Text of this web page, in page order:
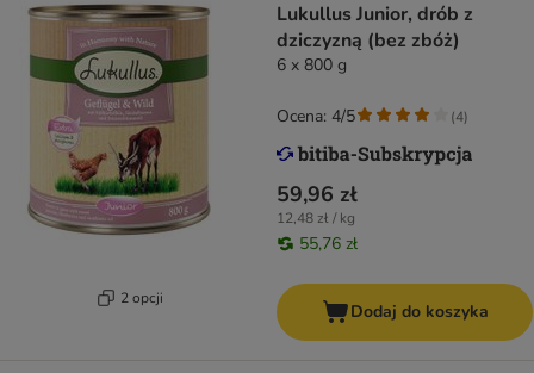
2 opcji
Lukullus Junior, drób z
dziczyzną (bez zbóż)
6 x 800 g
59,96 zł
12,48 zł / kg
55,76 zł
Ocena: 4/5 (4)
Dodaj do koszyka